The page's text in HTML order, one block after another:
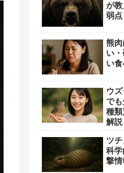
が教
弱
熊
い
い
ウ
でも
種
解説
ツ
科学
撃